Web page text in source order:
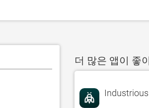
더 많은 앱이 좋